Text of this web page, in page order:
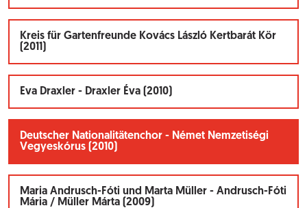
Kreis für Gartenfreunde Kovács László Kertbarát Kör
(2011)
Eva Draxler - Draxler Éva (2010)
Deutscher Nationalitätenchor - Német Nemzetiségi
Vegyeskórus (2010)
Maria Andrusch-Fóti und Marta Müller - Andrusch-Fóti
Mária / Müller Márta (2009)